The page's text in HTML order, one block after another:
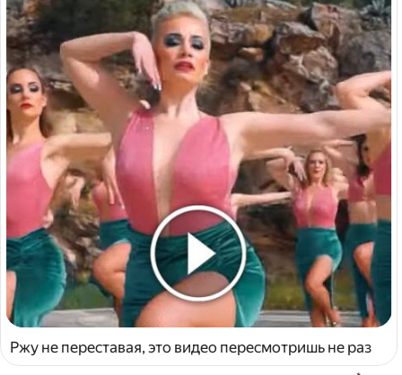
Ржу не переставая, это видео пересмотришь не раз